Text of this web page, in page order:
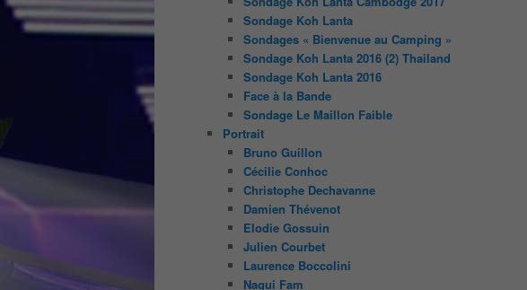
Sondage Koh Lanta
Sondages « Bienvenue au Camping »
Sondage Koh Lanta 2016 (2) Thailand
Sondage Koh Lanta 2016
Face à la Bande
Sondage Le Maillon Faible
Portrait
Bruno Guillon
Cécilie Conhoc
Christophe Dechavanne
Damien Thévenot
Elodie Gossuin
Julien Courbet
Laurence Boccolini
Nagui Fam